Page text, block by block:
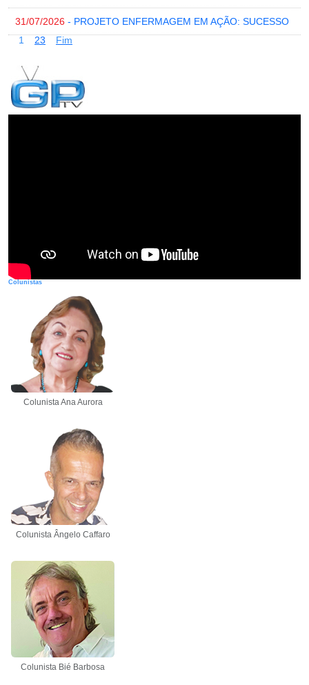
31/07/2026 - PROJETO ENFERMAGEM EM AÇÃO: SUCESSO
1
23 Fim
Colunistas
Colunista Ana Aurora
Colunista Ângelo Caffaro
Colunista Bié Barbosa